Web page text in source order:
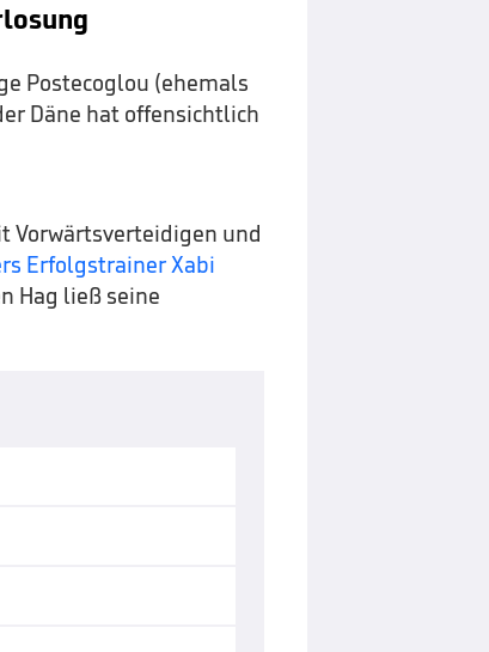
Postecoglou (ehemals
Däne hat offensichtlich
Vorwärtsverteidigen und
Erfolgstrainer Xabi
Hag ließ seine